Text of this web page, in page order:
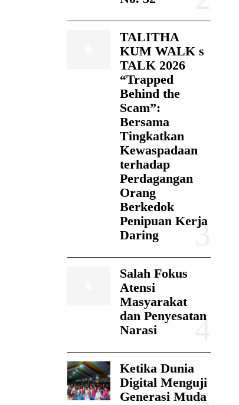
TALITHA
KUM WALK s
TALK 2026
“Trapped
Behind the
Scam”:
Bersama
Tingkatkan
Kewaspadaan
terhadap
Perdagangan
Orang
Berkedok
Penipuan Kerja
Daring
Salah Fokus
Atensi
Masyarakat
dan Penyesatan
Narasi
Ketika Dunia
Digital Menguji
Generasi Muda